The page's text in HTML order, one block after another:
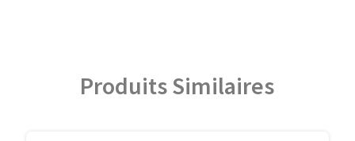
Produits Similaires